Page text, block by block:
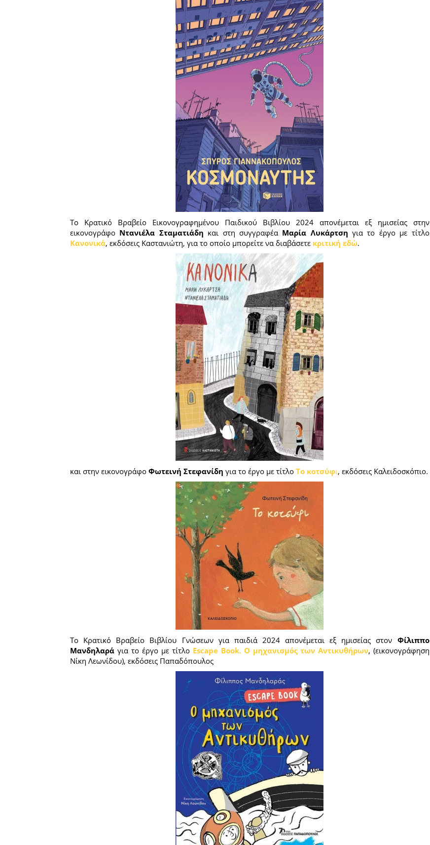
Το Κρατικό Βραβείο Εικονογραφημένου Παιδικού Βιβλίου 2024 απονέμεται εξ ημισείας στην
εικονογράφο Ντανιέλα Σταματιάδη και στη συγγραφέα Μαρία Λυκάρτση για το έργο με τίτλο
Κανονικά, εκδόσεις Καστανιώτη, για το οποίο μπορείτε να διαβάσετε κριτική εδώ.
και στην εικονογράφο Φωτεινή Στεφανίδη για το έργο με τίτλο Το κοτσύφι, εκδόσεις Καλειδοσκόπιο.
Το Κρατικό Βραβείο Βιβλίου Γνώσεων για παιδιά 2024 απονέμεται εξ ημισείας στον Φίλιππο
Μανδηλαρά για το έργο με τίτλο Escape Book. O μηχανισμός των Αντικυθήρων, (εικονογράφηση
Νίκη Λεωνίδου), εκδόσεις Παπαδόπουλος